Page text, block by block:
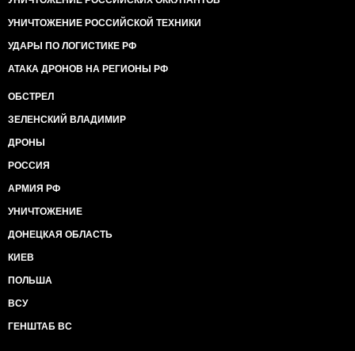
УНИЧТОЖЕНИЕ РОССИЙСКОЙ ТЕХНИКИ
УДАРЫ ПО ЛОГИСТИКЕ РФ
АТАКА ДРОНОВ НА РЕГИОНЫ РФ
ОБСТРЕЛ
ЗЕЛЕНСКИЙ ВЛАДИМИР
ДРОНЫ
РОССИЯ
АРМИЯ РФ
УНИЧТОЖЕНИЕ
ДОНЕЦКАЯ ОБЛАСТЬ
КИЕВ
ПОЛЬША
ВСУ
ГЕНШТАБ ВС